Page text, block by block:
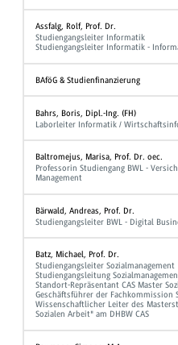
Assfalg, Rolf, Prof. Dr.
Studiengangsleiter Informatik
Studiengangsleiter Informatik -
BAföG & Studienfinanzierung
Bahrs, Boris, Dipl.-Ing. (FH)
Laborleiter Informatik /
Baltromejus, Marisa, Prof. Dr. oec.
Professorin Studiengang BWL -
Management
Bärwald, Andreas, Prof. Dr.
Studiengangsleiter BWL - Digital
Batz, Michael, Prof. Dr.
Studiengangsleiter Sozialmanagement
Studiengangsleitung
Standort-Repräsentant CAS Master
Geschäftsführer der Fachkommission
Wissenschaftlicher Leiter des
Sozialen Arbeit" am DHBW CAS